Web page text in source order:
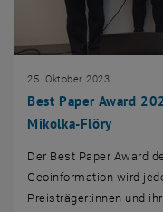
Best Paper Award
Mikolka-Flöry
25. Oktober 2023
Der Best Paper Award
Geoinformation wird
Preisträger:innen und